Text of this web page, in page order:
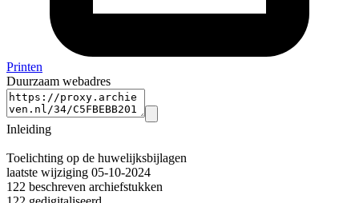
Printen
Duurzaam webadres
Inleiding
Toelichting op de huwelijksbijlagen
laatste wijziging 05-10-2024
122 beschreven archiefstukken